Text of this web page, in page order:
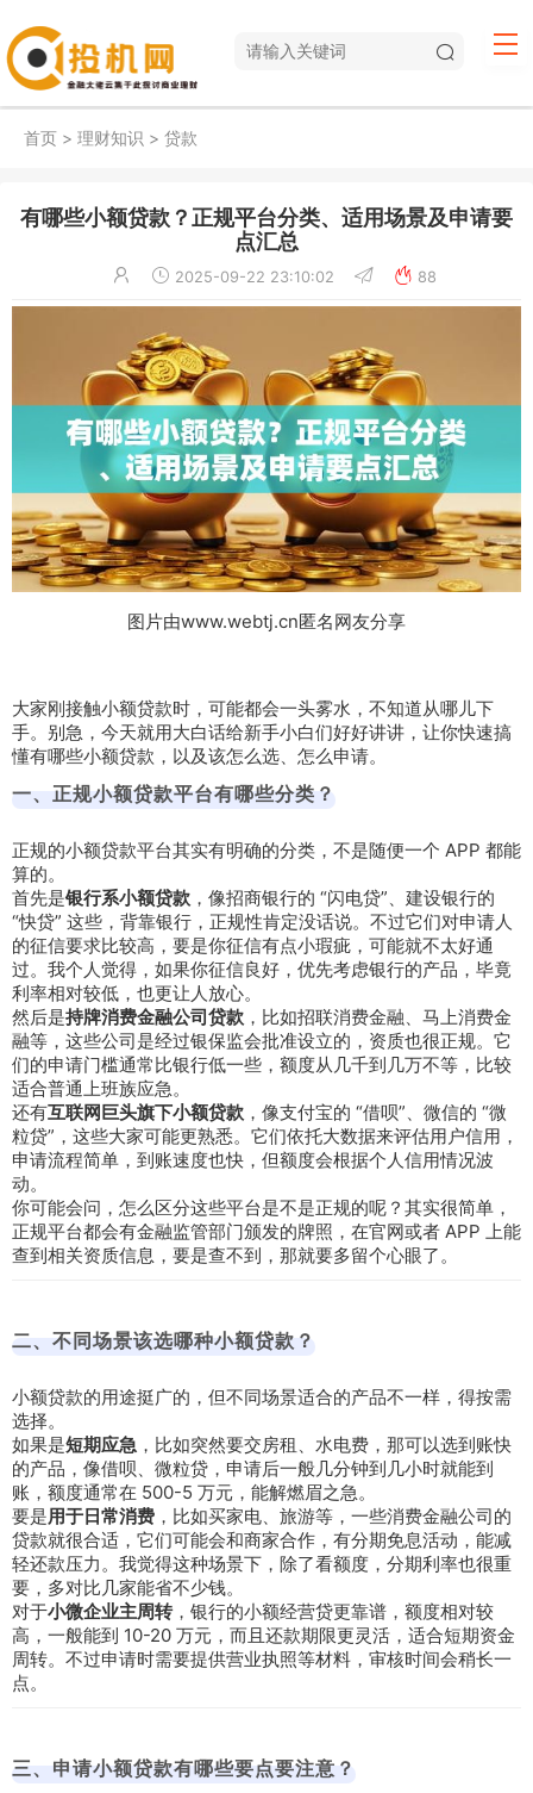
首页 > 理财知识 > 贷款
有哪些小额贷款？正规平台分类、适用场景及申请要
点汇总
2025-09-22 23:10:02 88
图片由www.webtj.cn匿名网友分享
大家刚接触小额贷款时，可能都会一头雾水，不知道从哪儿下
手。别急，今天就用大白话给新手小白们好好讲讲，让你快速搞
懂有哪些小额贷款，以及该怎么选、怎么申请。
一、正规小额贷款平台有哪些分类？
正规的小额贷款平台其实有明确的分类，不是随便一个 APP 都能
算的。
首先是银行系小额贷款 ，像招商银行的 “闪电贷”、建设银行的
“快贷” 这些，背靠银行，正规性肯定没话说。不过它们对申请人
的征信要求比较高，要是你征信有点小瑕疵，可能就不太好通
过。我个人觉得，如果你征信良好，优先考虑银行的产品，毕竟
利率相对较低，也更让人放心。
然后是持牌消费金融公司贷款 ，比如招联消费金融、马上消费金
融等，这些公司是经过银保监会批准设立的，资质也很正规。它
们的申请门槛通常比银行低一些，额度从几千到几万不等，比较
适合普通上班族应急。
还有互联网巨头旗下小额贷款 ，像支付宝的 “借呗”、微信的 “微
粒贷”，这些大家可能更熟悉。它们依托大数据来评估用户信用，
申请流程简单，到账速度也快，但额度会根据个人信用情况波
动。
你可能会问，怎么区分这些平台是不是正规的呢？其实很简单，
正规平台都会有金融监管部门颁发的牌照，在官网或者 APP 上能
查到相关资质信息，要是查不到，那就要多留个心眼了。
二、不同场景该选哪种小额贷款？
小额贷款的用途挺广的，但不同场景适合的产品不一样，得按需
选择。
如果是短期应急 ，比如突然要交房租、水电费，那可以选到账快
的产品，像借呗、微粒贷，申请后一般几分钟到几小时就能到
账，额度通常在 500-5 万元，能解燃眉之急。
要是用于日常消费 ，比如买家电、旅游等，一些消费金融公司的
贷款就很合适，它们可能会和商家合作，有分期免息活动，能减
轻还款压力。我觉得这种场景下，除了看额度，分期利率也很重
要，多对比几家能省不少钱。
对于小微企业主周转，银行的小额经营贷更靠谱，额度相对较
高，一般能到 10-20 万元，而且还款期限更灵活，适合短期资金
周转。不过申请时需要提供营业执照等材料，审核时间会稍长一
点。
三、申请小额贷款有哪些要点要注意？